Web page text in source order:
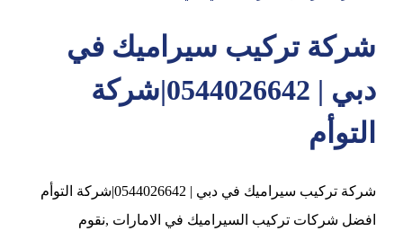
شركة تركيب سيراميك في
دبي | 0544026642|شركة
التوأم
شركة تركيب سيراميك في دبي | 0544026642|شركة التوأم
افضل شركات تركيب السيراميك في الامارات ,نقوم